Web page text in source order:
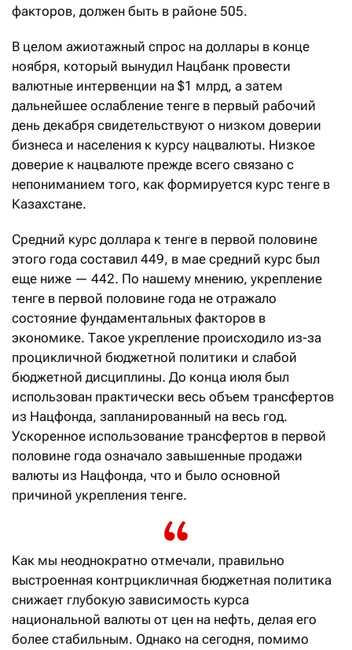
факторов, должен быть в районе 505.
В целом ажиотажный спрос на доллары в конце
ноября, который вынудил Нацбанк провести
валютные интервенции на $1 млрд, а затем
дальнейшее ослабление тенге в первый рабочий
день декабря свидетельствуют о низком доверии
бизнеса и населения к курсу нацвалюты. Низкое
доверие к нацвалюте прежде всего связано с
непониманием того, как формируется курс тенге в
Казахстане.
Средний курс доллара к тенге в первой половине
этого года составил 449, в мае средний курс был
еще ниже — 442. По нашему мнению, укрепление
тенге в первой половине года не отражало
состояние фундаментальных факторов в
экономике. Такое укрепление происходило из-за
процикличной бюджетной политики и слабой
бюджетной дисциплины. До конца июля был
использован практически весь объем трансфертов
из Нацфонда, запланированный на весь год.
Ускоренное использование трансфертов в первой
половине года означало завышенные продажи
валюты из Нацфонда, что и было основной
причиной укрепления тенге.
Как мы неоднократно отмечали, правильно
выстроенная контрцикличная бюджетная политика
снижает глубокую зависимость курса
национальной валюты от цен на нефть, делая его
более стабильным. Однако на сегодня, помимо